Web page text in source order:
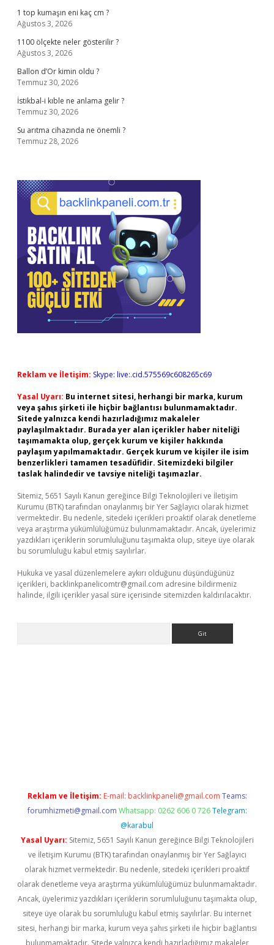
1 top kumaşın eni kaç cm ?
Ağustos 3, 2026
1100 ölçekte neler gösterilir ?
Ağustos 3, 2026
Ballon d’Or kimin oldu ?
Temmuz 30, 2026
İstikbal-i kıble ne anlama gelir ?
Temmuz 30, 2026
Su arıtma cihazında ne önemli ?
Temmuz 28, 2026
Reklam ve İletişim: Skype: live:.cid.575569c608265c69
Yasal Uyarı: Bu internet sitesi, herhangi bir marka, kurum
veya şahıs şirketi ile hiçbir bağlantısı bulunmamaktadır.
Sitede yalnızca kendi hazırladığımız makaleler
paylaşılmaktadır. Burada yer alan içerikler haber niteliği
taşımamakta olup, gerçek kurum ve kişiler hakkında
paylaşım yapılmamaktadır. Gerçek kurum ve kişiler ile isim
benzerlikleri tamamen tesadüfidir. Sitemizdeki bilgiler
taslak halindedir ve tavsiye niteliği taşımazlar.
Sitemiz, 5651 Sayılı Kanun gereğince Bilgi Teknolojileri ve İletişim
Kurumu (BTK) tarafından onaylanmış bir Yer Sağlayıcı olarak hizmet
vermektedir. Bu nedenle, sitedeki içerikleri proaktif olarak denetleme
veya araştırma yükümlülüğümüz bulunmamaktadır. Ancak, üyelerimiz
yazdıkları içeriklerin sorumluluğunu taşımakta olup, siteye üye olarak
bu sorumluluğu kabul etmiş sayılırlar.
Hukuka ve yasal düzenlemelere aykırı olduğunu düşündüğünüz
içerikleri, backlinkpanelicomtr@gmail.com adresine bildirmeniz
halinde, ilgili içerikler yasal süre içerisinde sitemizden kaldırılacaktır.
Reklam ve İletişim: E-mail: backlinkpaneli@gmail.com Teams:
forumhizmeti@gmail.com Whatsapp: 0262 606 0 726 Telegram:
@karabul
Yasal Uyarı: Sitemiz, 5651 Sayılı Kanun gereğince Bilgi Teknolojileri
ve İletişim Kurumu (BTK) tarafından onaylanmış bir Yer Sağlayıcı
olarak hizmet vermektedir. Bu nedenle, sitedeki içerikleri proaktif
olarak denetleme veya araştırma yükümlülüğümüz bulunmamaktadır.
Ancak, üyelerimiz yazdıkları içeriklerin sorumluluğunu taşımakta olup,
siteye üye olarak bu sorumluluğu kabul etmiş sayılırlar. Bu internet
sitesi, herhangi bir marka, kurum veya şahıs şirketi ile hiçbir bağlantısı
bulunmamaktadır. Sitede yalnızca kendi hazırladığımız makaleler